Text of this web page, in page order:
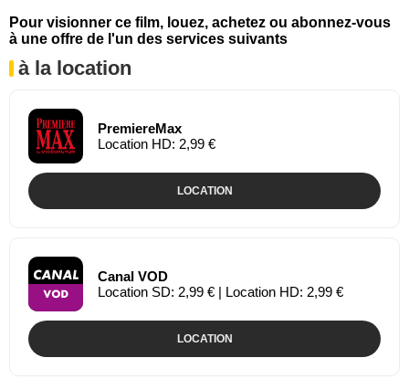
Pour visionner ce film, louez, achetez ou abonnez-vous
à une offre de l'un des services suivants
à la location
PremiereMax
Location HD: 2,99 €
LOCATION
Canal VOD
Location SD: 2,99 € | Location HD: 2,99 €
LOCATION